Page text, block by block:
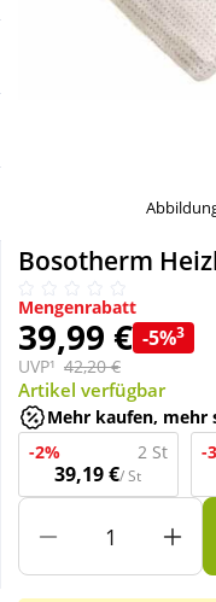
Täglich gut versorgt
Nahrungsergänzung
Natur & Homöopathie
Sanitätshaus
Sport & Fitness
Tierbedarf
Wellness
Bosotherm
Mengenrabatt
39,99 € -5%3
UVP¹ 42,20 €
Artikel verfügbar
Mehr kaufen, mehr
-2%
2 St
39,19 €/ St
-